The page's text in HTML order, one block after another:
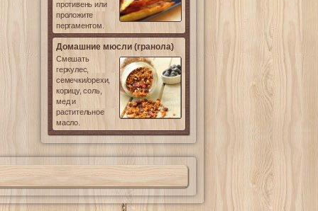
противень или
проложите
пергаментом.
Домашние мюсли (гранола)
Смешать
геркулес,
семечки/орехи,
корицу, соль,
мед и
растительное
масло.